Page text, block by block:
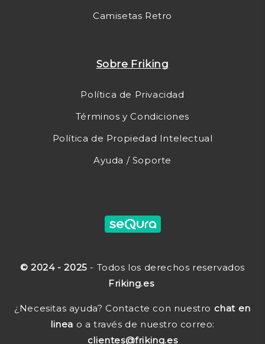
Camisetas Retro
Sobre Friking
Política de Privacidad
Términos y Condiciones
Política de Propiedad Intelectual
Ayuda / Soporte
© 2024 - 2025 - Todos los derechos reservados
Friking.es
¿Necesitas ayuda? Contacte con nuestro chat en
linea o a través de nuestro correo:
clientes@friking.es